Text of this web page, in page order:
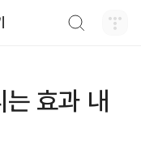
효과 내